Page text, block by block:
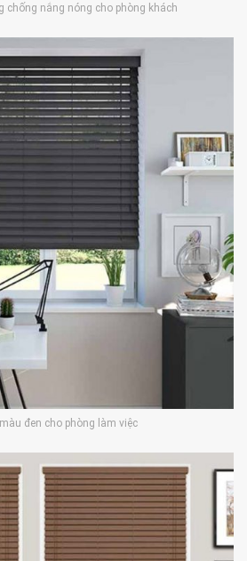
chống nắng nóng cho phòng khách
đen cho phòng làm việc